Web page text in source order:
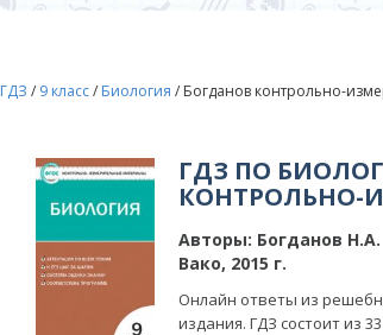
ГДЗ / 9 класс/ Биология / Богданов контрольно-
ГДЗ ПО
КОНТРОЛЬНО-
Авторы: Богданов Н.А.
Вако, 2015 г.
Онлайн ответы из
издания. ГДЗ состоит из